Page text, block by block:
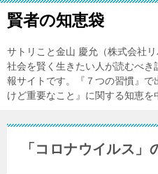
賢者の知恵袋
サトリこと金山 慶允（株式会社
社会を賢く生きたい人が読むべ
報サイトです。『７つの習慣』
けど重要なこと』に関する知恵を
「コロナウイルス」